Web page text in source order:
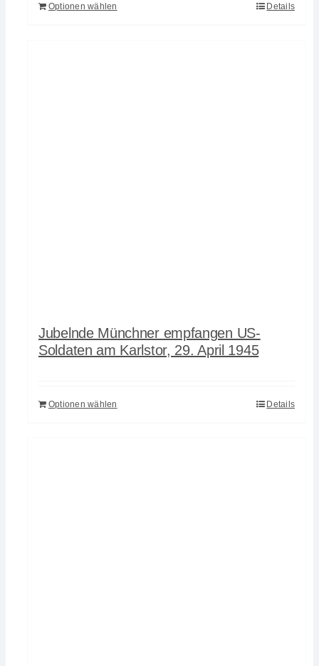
Optionen wählen Details
Jubelnde Münchner empfangen US-
Soldaten am Karlstor, 29. April 1945
Optionen wählen Details